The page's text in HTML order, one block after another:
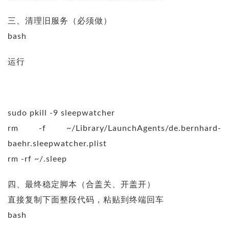
三、清理旧服务（必须做）
bash
运行
sudo pkill -9 sleepwatcher
rm -f ~/Library/LaunchAgents/de.bernhard-
baehr.sleepwatcher.plist
rm -rf ~/.sleep
四、最终稳定脚本（合盖关、开盖开）
直接复制下面整段代码，粘贴到终端回车
bash